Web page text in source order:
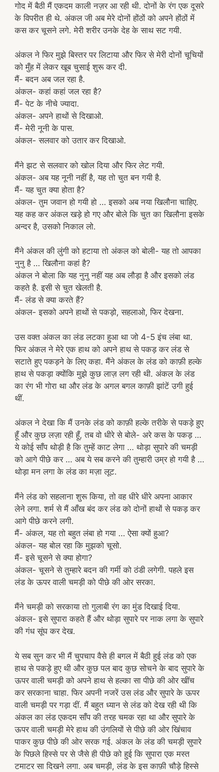
गोद में बैठी मैं एकदम काली नज़र आ रही थी. दोनों के रंग एक दूसरे
के विपरीत ही थे. अंकल जी अब मेरे दोनों होंठों को अपने होंठों में
कस कर चूसने लगे. मेरी शरीर उनके देह के साथ सट गयी.
अंकल ने फिर मुझे बिस्तर पर लिटाया और फिर से मेरी दोनों चूचियों
को मुँह में लेकर खूब चुसाई शुरू कर दी.
मैं- बदन अब जल रहा है.
अंकल- कहां कहां जल रहा है?
मैं- पेट के नीचे ज्यादा.
अंकल- अपने हाथों से दिखाओ.
मैं- मेरी नूनी के पास.
अंकल- सलवार को उतार कर दिखाओ.
मैंने झट से सलवार को खोल दिया और फिर लेट गयी.
अंकल- अब यह नूनी नहीं है, यह तो चुत बन गयी है.
मैं- यह चुत क्या होता है?
अंकल- तुम जवान हो गयी हो … इसको अब नया खिलौना चाहिए.
यह कह कर अंकल खड़े हो गए और बोले कि चुत का खिलौना इसके
अन्दर है, उसको निकाल लो.
मैंने अंकल की लुंगी को हटाया तो अंकल को बोली- यह तो आपका
नुनु है … खिलौना कहां है?
अंकल ने बोला कि यह नुनु नहीं यह अब लौड़ा है और इसको लंड
कहते है. इसी से चुत खेलती है.
मैं- लंड से क्या करते हैं?
अंकल- इसको अपने हाथों से पकड़ो, सहलाओ, फिर देखना.
उस वक्त अंकल का लंड लटका हुआ था जो 4-5 इंच लंबा था.
फिर अंकल ने मेरे एक हाथ को अपने हाथ से पकड़ कर लंड से
सटाते हुए पकड़ने के लिए कहा. मैंने अंकल के लंड को काफ़ी हल्के
हाथ से पकड़ा क्योंकि मुझे कुछ लाज़ लग रही थी. अंकल के लंड
का रंग भी गोरा था और लंड के अगल बगल काफ़ी झांटें उगी हुई
थीं.
अंकल ने देखा कि मैं उनके लंड को काफ़ी हल्के तरीके से पकड़े हुए
हूँ और कुछ लज़ा रही हूँ, तब वो धीरे से बोले- अरे कस के पकड़ …
ये कोई साँप थोड़ी है कि तुम्हें काट लेगा … थोड़ा सुपारे की चमड़ी
को आगे पीछे कर … अब ये सब करने की तुम्हारी उम्र हो गयी है …
थोड़ा मन लगा के लंड का मज़ा लूट.
मैंने लंड को सहलाना शुरू किया, तो वह धीरे धीरे अपना आकार
लेने लगा. शर्म से मैं आँख बंद कर लंड को दोनों हाथों से पकड़ कर
आगे पीछे करने लगी.
मैं- अंकल, यह तो बहुत लंबा हो गया … ऐसा क्यों हुआ?
अंकल- यह बोल रहा कि मुझको चूसो.
मैं- इसे चूसने से क्या होगा?
अंकल- चूसने से तुम्हारे बदन की गर्मी को ठंडी लगेगी. पहले इस
लंड के ऊपर वाली चमड़ी को पीछे की ओर सरका.
मैंने चमड़ी को सरकाया तो गुलाबी रंग का मुंड दिखाई दिया.
अंकल- इसे सुपारा कहते हैं और थोड़ा सुपारे पर नाक लगा के सुपारे
की गंध सूंघ कर देख.
ये सब सुन कर भी मैं चुपचाप वैसे ही बगल में बैठी हुई लंड को एक
हाथ से पकड़े हुए थी और कुछ पल बाद कुछ सोचने के बाद सुपारे के
ऊपर वाली चमड़ी को अपने हाथ से हल्का सा पीछे की ओर खींच
कर सरकाना चाहा. फिर अपनी नजरें उस लंड और सुपारे के ऊपर
वाली चमड़ी पर गड़ा दीं. मैं बहुत ध्यान से लंड को देख रही थी कि
अंकल का लंड एकदम साँप की तरह चमक रहा था और सुपारे के
ऊपर वाली चमड़ी मेरे हाथ की उंगलियों से पीछे की ओर खिंचाव
पाकर कुछ पीछे की ओर सरक गई. अंकल के लंड की चमड़ी सुपारे
के पिछले हिस्से पर से जैसे ही पीछे को हुई कि सुपारा एक मस्त
टमाटर सा दिखने लगा. अब चमड़ी, लंड के इस काफ़ी चौड़े हिस्से